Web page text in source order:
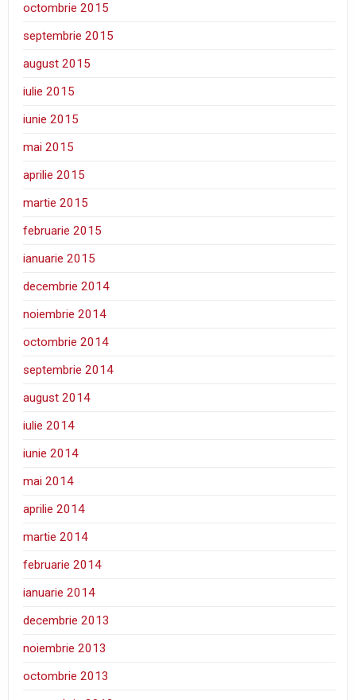
octombrie 2015
septembrie 2015
august 2015
iulie 2015
iunie 2015
mai 2015
aprilie 2015
martie 2015
februarie 2015
ianuarie 2015
decembrie 2014
noiembrie 2014
octombrie 2014
septembrie 2014
august 2014
iulie 2014
iunie 2014
mai 2014
aprilie 2014
martie 2014
februarie 2014
ianuarie 2014
decembrie 2013
noiembrie 2013
octombrie 2013